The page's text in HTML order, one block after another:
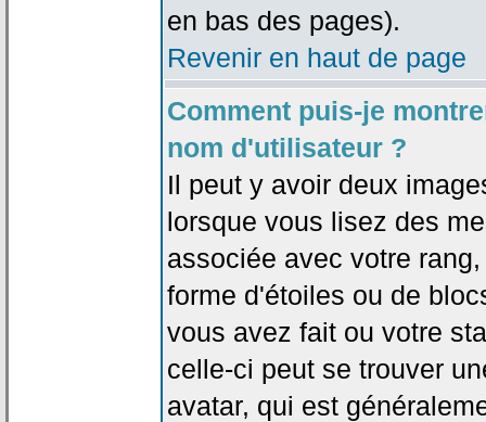
en bas des pages).
Revenir en haut de page
Comment puis-je
nom d'utilisateur ?
Il peut y avoir deux
lorsque vous lisez des
associée avec votre
forme d'étoiles ou de
vous avez fait ou votre
celle-ci peut se trouver
avatar, qui est